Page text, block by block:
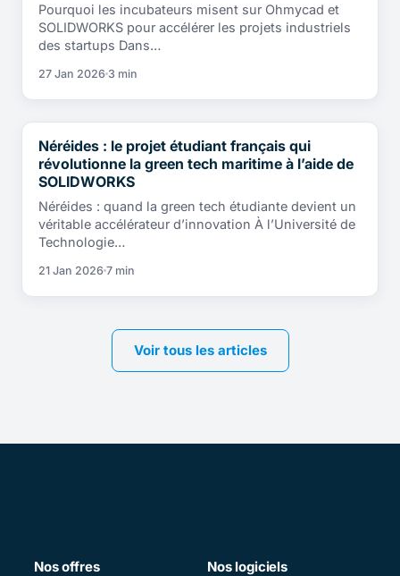
Pourquoi les incubateurs misent sur Ohmycad et
SOLIDWORKS pour accélérer les projets industriels
des startups Dans…
27 Jan 2026 3 min
TÉMOIGNAGES CLIENTS
Néréides : le projet étudiant français qui
révolutionne la green tech maritime à l’aide de
SOLIDWORKS
Néréides : quand la green tech étudiante devient un
véritable accélérateur d’innovation À l’Université de
Technologie…
21 Jan 2026 7 min
Voir tous les articles
Nos offres Nos logiciels